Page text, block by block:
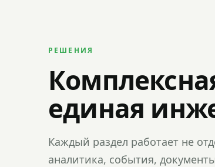
РЕШЕНИЯ
единая
Каждый раздел работает не
аналитика, события,